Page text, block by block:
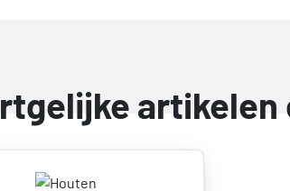
artikelen